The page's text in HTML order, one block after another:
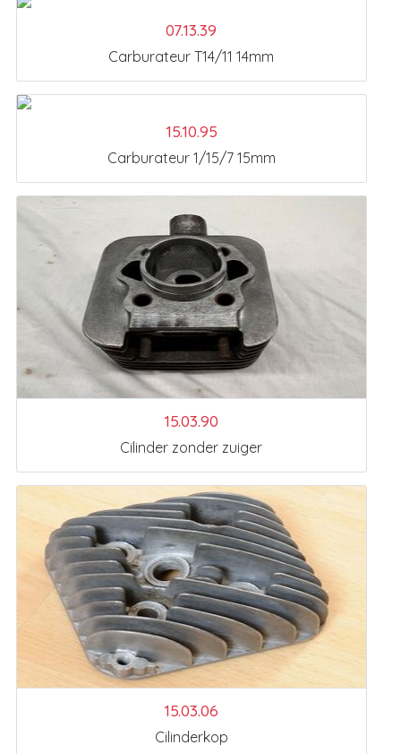
07.13.39
Carburateur T14/11 14mm
15.10.95
Carburateur 1/15/7 15mm
15.03.90
Cilinder zonder zuiger
15.03.06
Cilinderkop